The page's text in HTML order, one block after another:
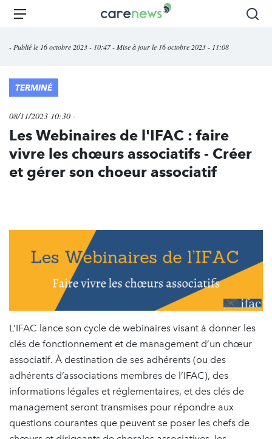
Aller
principal
Carenews,
des
Menu
- Publié le 16 octobre 2023 - 10:47 - Mise à jour le 16 octobre 2023 - 11:08
TERMINÉ
08/11/2023 10:30 -
Les Webinaires de l'IFAC : faire
vivre les chœurs associatifs - Créer
et gérer son choeur associatif
L’IFAC lance son cycle de webinaires visant à donner les
clés de fonctionnement et de management d’un chœur
associatif. À destination de ses adhérents (ou des
adhérents d’associations membres de l’IFAC), des
informations légales et réglementaires, et des clés de
management seront transmises pour répondre aux
questions courantes que peuvent se poser les chefs de